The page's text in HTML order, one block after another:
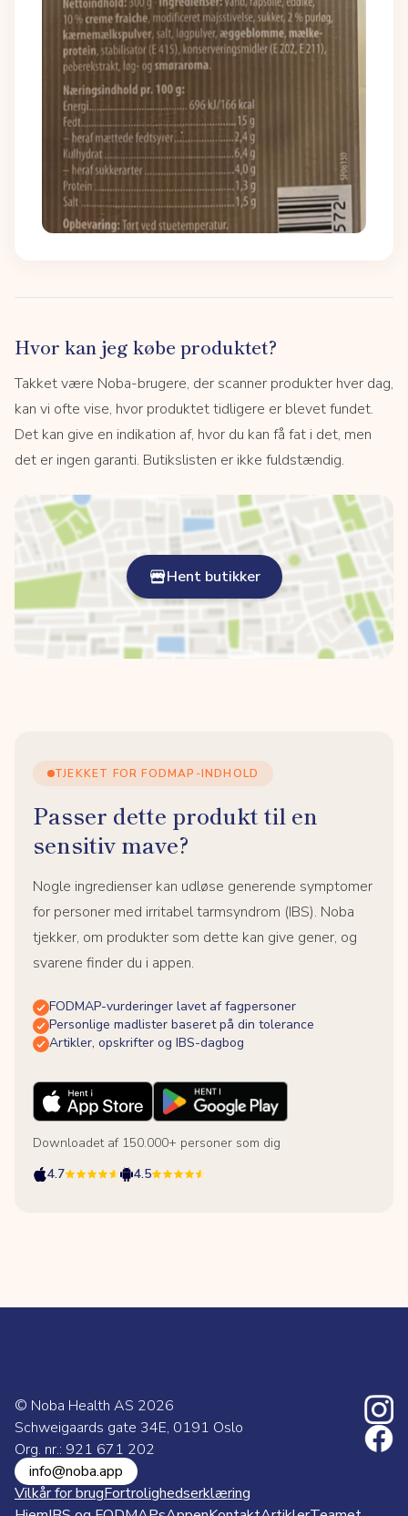
Hvor kan jeg købe produktet?
Takket være Noba-brugere, der scanner produkter hver dag,
kan vi ofte vise, hvor produktet tidligere er blevet fundet.
Det kan give en indikation af, hvor du kan få fat i det, men
det er ingen garanti. Butikslisten er ikke fuldstændig.
Hent butikker
TJEKKET FOR FODMAP-INDHOLD
Passer dette produkt til en
sensitiv mave?
Nogle ingredienser kan udløse generende symptomer
for personer med irritabel tarmsyndrom (IBS). Noba
tjekker, om produkter som dette kan give gener, og
svarene finder du i appen.
FODMAP-vurderinger lavet af fagpersoner
Personlige madlister baseret på din tolerance
Artikler, opskrifter og IBS-dagbog
Downloadet af 150.000+ personer som dig
4.7
4.5
© Noba Health AS 2026
Schweigaards gate 34E, 0191 Oslo
Org. nr.: 921 671 202
info@noba.app
Vilkår for brugFortrolighedserklæring